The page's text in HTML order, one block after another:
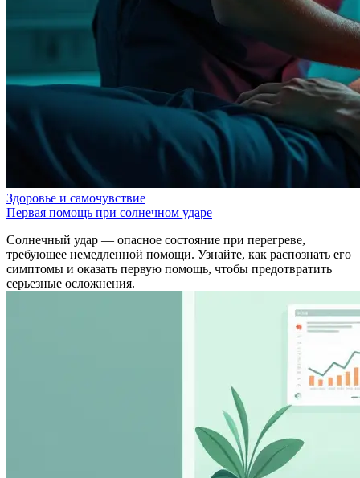
Здоровье и самочувствие
Первая помощь при солнечном ударе
Солнечный удар — опасное состояние при перегреве,
требующее немедленной помощи. Узнайте, как распознать его
симптомы и оказать первую помощь, чтобы предотвратить
серьезные осложнения.